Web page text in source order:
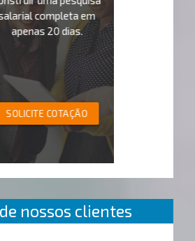
completa em
apenas 20 dias.
SOLICITE COTAÇÃO
nossos clientes